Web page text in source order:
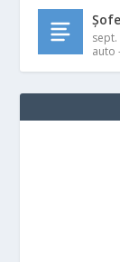
sept.
auto